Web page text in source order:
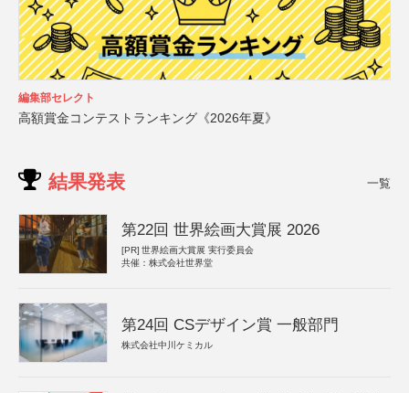
編集部セレクト
高額賞金コンテストランキング《2026年夏》
結果発表 一覧
第22回 世界絵画大賞展 2026
[PR] 世界絵画大賞展 実行委員会
共催：株式会社世界堂
第24回 CSデザイン賞 一般部門
株式会社中川ケミカル